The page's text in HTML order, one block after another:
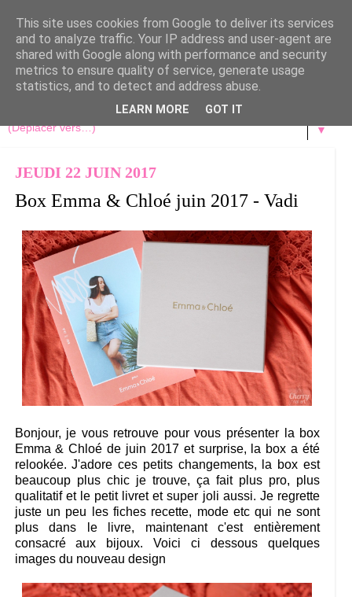
▼
JEUDI 22 JUIN 2017
Box Emma & Chloé juin 2017 - Vadi
Bonjour, je vous retrouve pour vous présenter la box
Emma & Chloé de juin 2017 et surprise, la box a été
relookée. J'adore ces petits changements, la box est
beaucoup plus chic je trouve, ça fait plus pro, plus
qualitatif et le petit livret et super joli aussi. Je regrette
juste un peu les fiches recette, mode etc qui ne sont
plus dans le livre, maintenant c'est entièrement
consacré aux bijoux. Voici ci dessous quelques
images du nouveau design
This site uses cookies from Google to deliver its services
and to analyze traffic. Your IP address and user-agent are
shared with Google along with performance and security
metrics to ensure quality of service, generate usage
statistics, and to detect and address abuse.
LEARN MORE GOT IT